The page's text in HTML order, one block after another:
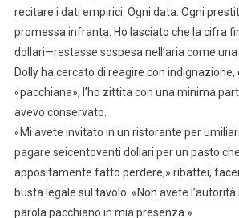
recitare i dati empirici. Ogni data. Ogni
promessa infranta. Ho lasciato che la cifra
dollari—restasse sospesa nell’aria come
Dolly ha cercato di reagire con
«pacchiana», l’ho zittita con una minima
avevo conservato.
«Mi avete invitato in un ristorante per
pagare seicentoventi dollari per un pasto
appositamente fatto perdere,» ribattei,
busta legale sul tavolo. «Non avete
parola pacchiano in mia presenza.»